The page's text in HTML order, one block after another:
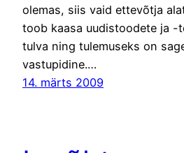
olemas, siis vaid ettevõtja
toob kaasa uudistoodete ja -
tulva ning tulemuseks on
vastupidine.…
14. märts 2009